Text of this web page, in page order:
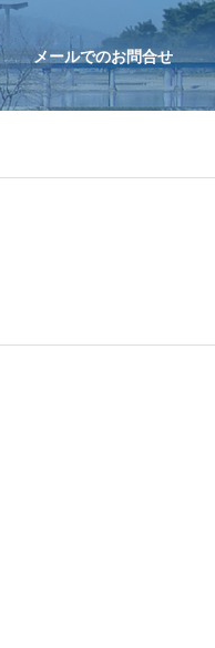
メールでのお問合せ